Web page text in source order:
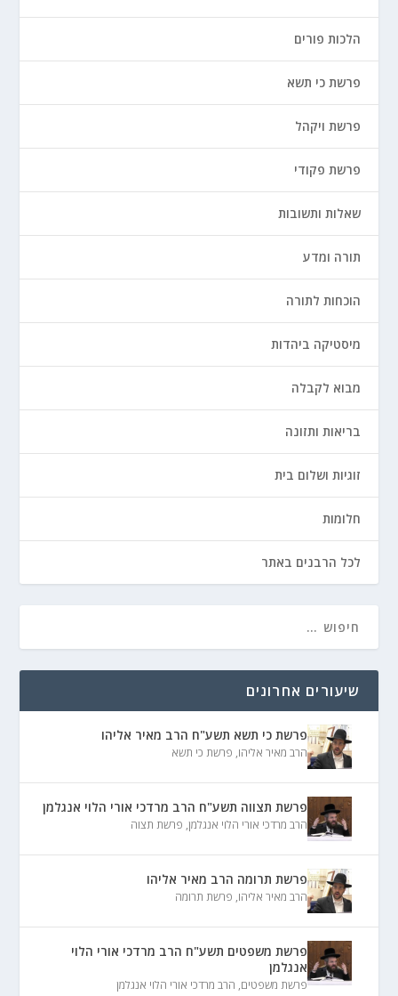
הלכות פורים
פרשת כי תשא
פרשת ויקהל
פרשת פקודי
שאלות ותשובות
תורה ומדע
הוכחות לתורה
מיסטיקה ביהדות
מבוא לקבלה
בריאות ותזונה
זוגיות ושלום בית
חלומות
לכל הרבנים באתר
שיעורים אחרונים
פרשת כי תשא תשע"ח הרב מאיר אליהו
הרב מאיר אליהו, פרשת כי תשא
פרשת תצווה תשע"ח הרב מרדכי אורי הלוי אנגלמן
הרב מרדכי אורי הלוי אנגלמן, פרשת תצוה
פרשת תרומה הרב מאיר אליהו
הרב מאיר אליהו, פרשת תרומה
פרשת משפטים תשע"ח הרב מרדכי אורי הלוי
אנגלמן
פרשת משפטים, הרב מרדכי אורי הלוי אנגלמן